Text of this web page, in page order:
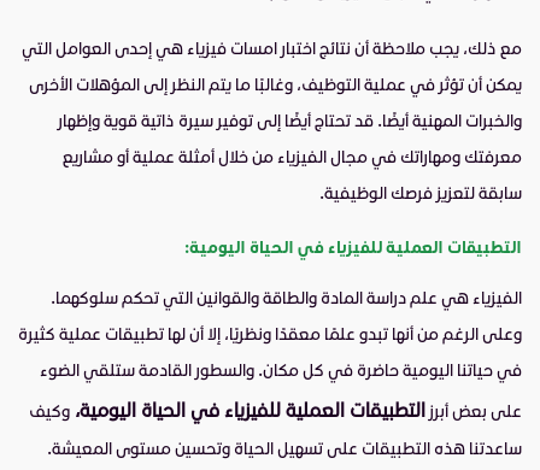
مع ذلك، يجب ملاحظة أن نتائج اختبار امسات فيزياء هي إحدى العوامل التي
يمكن أن تؤثر في عملية التوظيف، وغالبًا ما يتم النظر إلى المؤهلات الأخرى
والخبرات المهنية أيضًا. قد تحتاج أيضًا إلى توفير سيرة ذاتية قوية وإظهار
معرفتك ومهاراتك في مجال الفيزياء من خلال أمثلة عملية أو مشاريع
سابقة لتعزيز فرصك الوظيفية.
التطبيقات العملية للفيزياء في الحياة اليومية:
الفيزياء هي علم دراسة المادة والطاقة والقوانين التي تحكم سلوكهما.
وعلى الرغم من أنها تبدو علمًا معقدًا ونظريًا، إلا أن لها تطبيقات عملية كثيرة
في حياتنا اليومية حاضرة في كل مكان. والسطور القادمة ستلقي الضوء
على بعض أبرز التطبيقات العملية للفيزياء في الحياة اليومية، وكيف
ساعدتنا هذه التطبيقات على تسهيل الحياة وتحسين مستوى المعيشة.